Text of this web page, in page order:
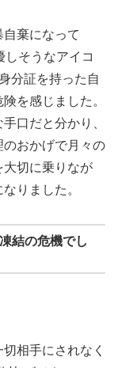
棄になって
そうなアイコ
分証を持った自
を感じました。
口だと分かり、
おかげで月々の
大切に乗りなが
りました。
結の危機でし
相手にされなく